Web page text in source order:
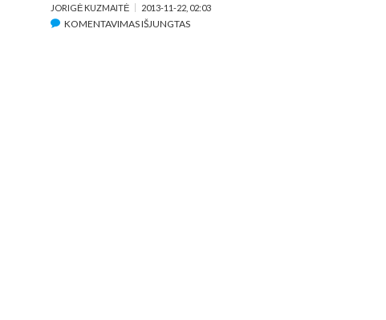
JORIGĖ KUZMAITĖ 2013-11-22, 02:03
KOMENTAVIMAS IŠJUNGTASĮRAŠE